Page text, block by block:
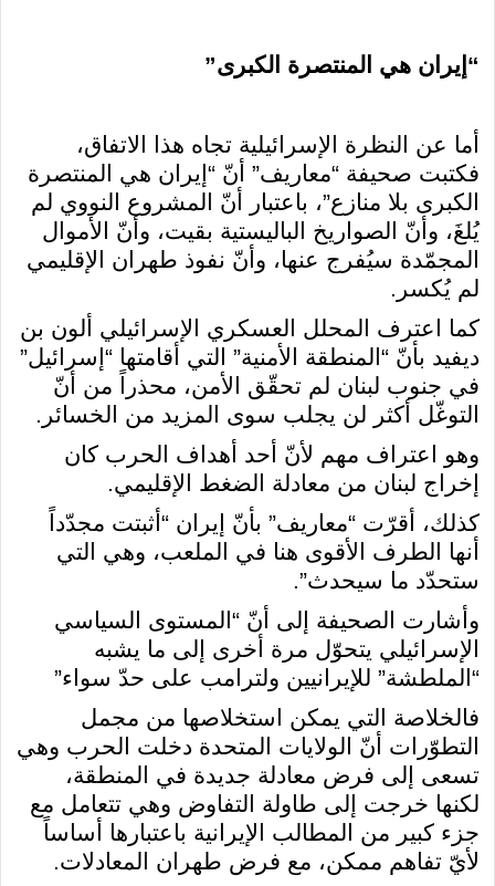
“إيران هي المنتصرة الكبرى”
أما عن النظرة الإسرائيلية تجاه هذا الاتفاق،
فكتبت صحيفة “معاريف” أنّ “إيران هي المنتصرة
الكبرى بلا منازع”، باعتبار أنّ المشروع النووي لم
يُلغَ، وأنّ الصواريخ الباليستية بقيت، وأنّ الأموال
المجمّدة سيُفرج عنها، وأنّ نفوذ طهران الإقليمي
لم يُكسر.
كما اعترف المحلل العسكري الإسرائيلي ألون بن
ديفيد بأنّ “المنطقة الأمنية” التي أقامتها “إسرائيل”
في جنوب لبنان لم تحقّق الأمن، محذراً من أنّ
التوغّل أكثر لن يجلب سوى المزيد من الخسائر.
وهو اعتراف مهم لأنّ أحد أهداف الحرب كان
إخراج لبنان من معادلة الضغط الإقليمي.
كذلك، أقرّت “معاريف” بأنّ إيران “أثبتت مجدّداً
أنها الطرف الأقوى هنا في الملعب، وهي التي
ستحدّد ما سيحدث”.
وأشارت الصحيفة إلى أنّ “المستوى السياسي
الإسرائيلي يتحوّل مرة أخرى إلى ما يشبه
“الملطشة” للإيرانيين ولترامب على حدّ سواء”
فالخلاصة التي يمكن استخلاصها من مجمل
التطوّرات أنّ الولايات المتحدة دخلت الحرب وهي
تسعى إلى فرض معادلة جديدة في المنطقة،
لكنها خرجت إلى طاولة التفاوض وهي تتعامل مع
جزء كبير من المطالب الإيرانية باعتبارها أساساً
لأيّ تفاهم ممكن، مع فرض طهران المعادلات.